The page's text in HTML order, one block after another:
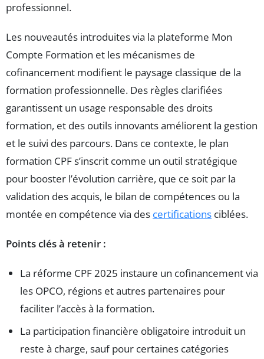
professionnel.
Les nouveautés introduites via la plateforme Mon
Compte Formation et les mécanismes de
cofinancement modifient le paysage classique de la
formation professionnelle. Des règles clarifiées
garantissent un usage responsable des droits
formation, et des outils innovants améliorent la gestion
et le suivi des parcours. Dans ce contexte, le plan
formation CPF s’inscrit comme un outil stratégique
pour booster l’évolution carrière, que ce soit par la
validation des acquis, le bilan de compétences ou la
montée en compétence via des certifications ciblées.
Points clés à retenir :
La réforme CPF 2025 instaure un cofinancement via
les OPCO, régions et autres partenaires pour
faciliter l’accès à la formation.
La participation financière obligatoire introduit un
reste à charge, sauf pour certaines catégories